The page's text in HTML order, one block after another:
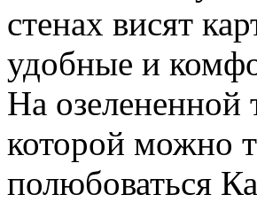
стенах висят
удобные и
На озелененной
которой можно
полюбоваться